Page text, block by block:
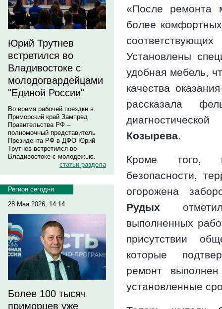
Юрий Трутнев
встретился во
Владивостоке с
молодогвардейцами
"Единой России"
Во время рабочей поездки в
Приморский край Зампред
Правительства РФ –
полномочный представитель
Президента РФ в ДФО Юрий
Трутнев встретился во
Владивостоке с молодежью.
статьи раздела
Регион сегодня
28 Мая 2026, 14:14
Более 100 тысяч
приморцев уже
«После ремонта
более
Установлены
удобная мебель,
качества
рассказала
Козырева.
Кроме того,
безопасности,
огорожена
Рудых
выполненных
присутствии
которые
ремонт
установленные